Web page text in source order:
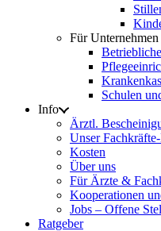
Für
Schulen
Info
Ärztl.
Unser
Kosten
Über uns
Für Ärzte &
Kooperationen
Jobs – Offene
Ratgeber